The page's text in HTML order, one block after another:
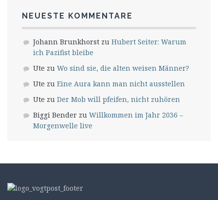
NEUESTE KOMMENTARE
Johann Brunkhorst zu Hubert Seiter: Warum
ich Pazifist bleibe
Ute zu Wo sind sie, die alten weisen Männer?
Ute zu Eine Aura kann man nicht ausstellen
Ute zu Der Mob will pfeifen, nicht zuhören
Biggi Bender zu Willkommen im Jahr 2036 –
Morgenwelle live